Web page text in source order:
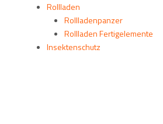
Rollladen
Rollladenpanzer
Rollladen Fertigelemente
Insektenschutz